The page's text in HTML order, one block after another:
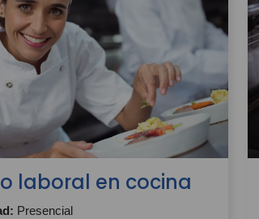
laboral en cocina
Presencial